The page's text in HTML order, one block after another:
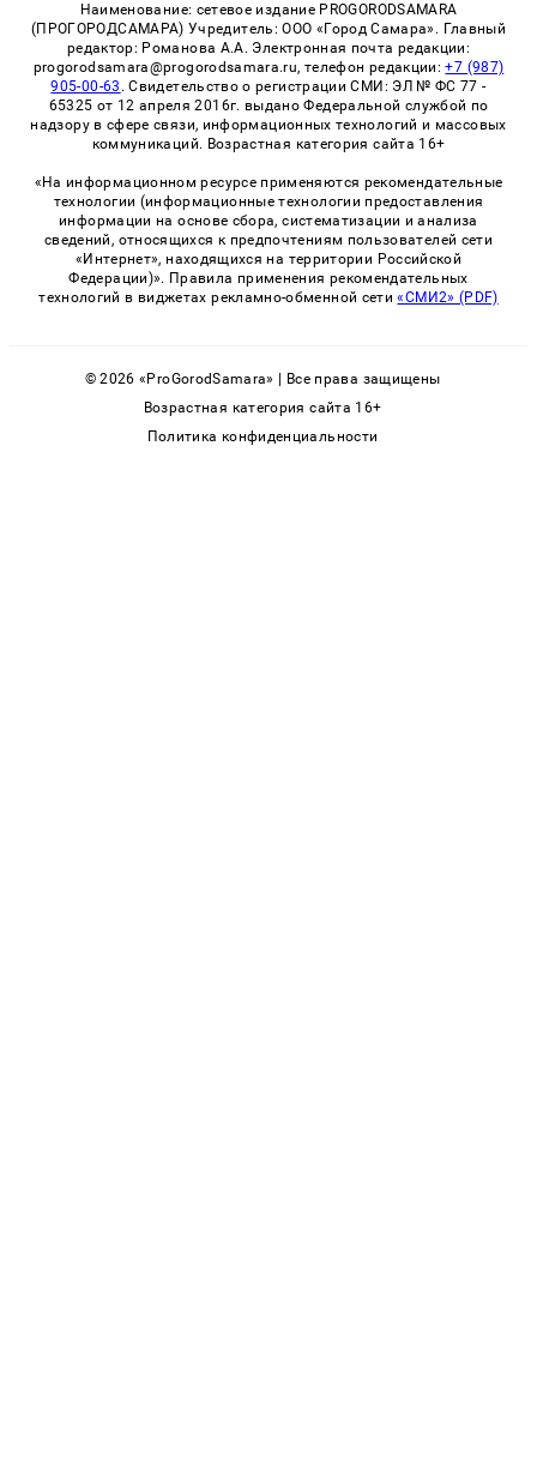
Наименование: сетевое издание PROGORODSAMARA
(ПРОГОРОДСАМАРА) Учредитель: ООО «Город Самара». Главный
редактор: Романова А.А. Электронная почта редакции:
progorodsamara@progorodsamara.ru, телефон редакции:+7 (987)
905-00-63 . Свидетельство о регистрации СМИ: ЭЛ № ФС 77 -
65325 от 12 апреля 2016г. выдано Федеральной службой по
надзору в сфере связи, информационных технологий и массовых
коммуникаций. Возрастная категория сайта 16+
«На информационном ресурсе применяются рекомендательные
технологии (информационные технологии предоставления
информации на основе сбора, систематизации и анализа
сведений, относящихся к предпочтениям пользователей сети
«Интернет», находящихся на территории Российской
Федерации)». Правила применения рекомендательных
технологий в виджетах рекламно-обменной сети«СМИ2» (PDF)
© 2026 «ProGorodSamara» | Все права защищены
Возрастная категория сайта 16+
Политика конфиденциальности